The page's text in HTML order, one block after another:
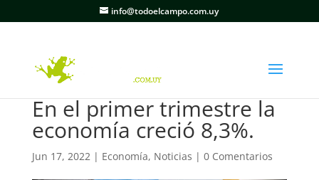
info@todoelcampo.com.uy
En el primer trimestre la
economía creció 8,3%.
Jun 17, 2022| Economía, Noticias | 0 Comentarios